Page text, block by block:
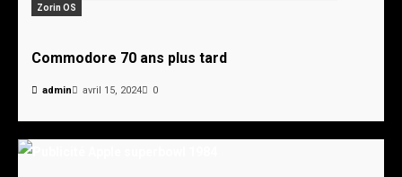
Zorin OS
Commodore 70 ans plus tard
admin avril 15, 2024 0